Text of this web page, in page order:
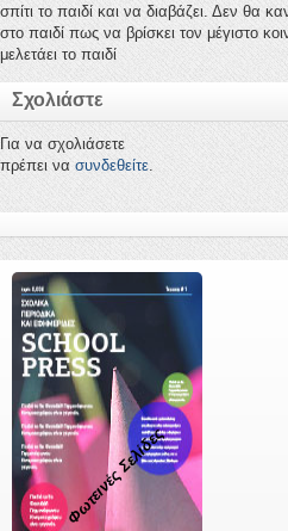
σπίτι το παιδί και να διαβάζει. Δεν θα
στο παιδί πως να βρίσκει τον μέγιστο
μελετάει το παιδί
Σχολιάστε
Για να σχολιάσετε
πρέπει να συνδεθείτε
Φωτεινές Σελίδες